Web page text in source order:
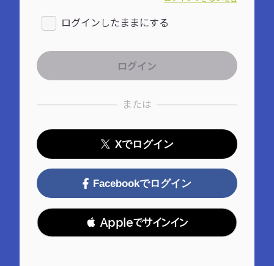
ログインしたままにする
または
Xでログイン
Facebookでログイン
 Appleでサインイン